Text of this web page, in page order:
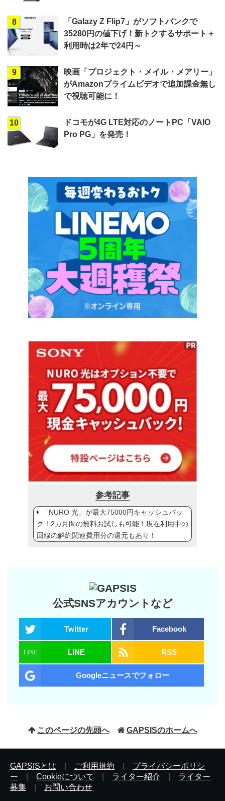
8
「Galazy Z Flip7」がソフトバンクで
35280円の値下げ！新トクするサポート＋
利用時は2年で24円～
9
映画「プロジェクト・メイル・メアリー」
がAmazonプライムビデオで追加課金無し
で視聴可能に！
10
ドコモが4G LTE対応のノートPC「VAIO
Pro PG」を発売！
参考記事
「NURO 光」が最大75000円キャッシュバッ
ク！2カ月間の無料お試しも可能！現在利用中の
回線の解約関連費用分の還元もあり！
公式SNSアカウントなど
Twitter Facebook
LINE RSS
Googleニュースでフォロー
このページの先頭へ GAPSISのホームへ
GAPSISとは ご利用規約
プライバシーポリシ
ー
Cookieについて ライター紹介
ライター
募集
お問い合わせ